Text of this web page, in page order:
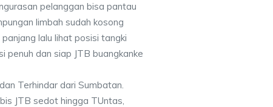
pelanggan bisa pantau
limbah sudah kosong
lalu lihat posisi tangki
penuh dan siap JTB buangkanke
Terhindar dari Sumbatan.
JTB sedot hingga TUntas,